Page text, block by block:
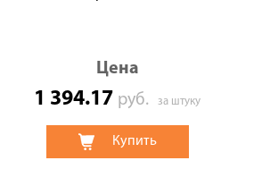
Цена
1 394.17 руб. за штуку
Купить